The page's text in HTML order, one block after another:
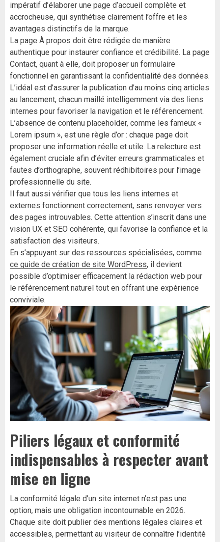
impératif d’élaborer une page d’accueil complète et
accrocheuse, qui synthétise clairement l’offre et les
avantages distinctifs de la marque.
La page À propos doit être rédigée de manière
authentique pour instaurer confiance et crédibilité. La page
Contact, quant à elle, doit proposer un formulaire
fonctionnel en garantissant la confidentialité des données.
L’idéal est d’assurer la publication d’au moins cinq articles
au lancement, chacun maillé intelligemment via des liens
internes pour favoriser la navigation et le référencement.
L’absence de contenu placeholder, comme les fameux «
Lorem ipsum », est une règle d’or : chaque page doit
proposer une information réelle et utile. La relecture est
également cruciale afin d’éviter erreurs grammaticales et
fautes d’orthographe, souvent rédhibitoires pour l’image
professionnelle du site.
Il faut aussi vérifier que tous les liens internes et
externes fonctionnent correctement, sans renvoyer vers
des pages introuvables. Cette attention s’inscrit dans une
vision UX et SEO cohérente, qui favorise la confiance et la
satisfaction des visiteurs.
En s’appuyant sur des ressources spécialisées, comme
ce guide de création de site WordPress, il devient
possible d’optimiser efficacement la rédaction web pour
le référencement naturel tout en offrant une expérience
conviviale.
Piliers légaux et conformité
indispensables à respecter avant
mise en ligne
La conformité légale d’un site internet n’est pas une
option, mais une obligation incontournable en 2026.
Chaque site doit publier des mentions légales claires et
accessibles, permettant au visiteur de connaître l’identité